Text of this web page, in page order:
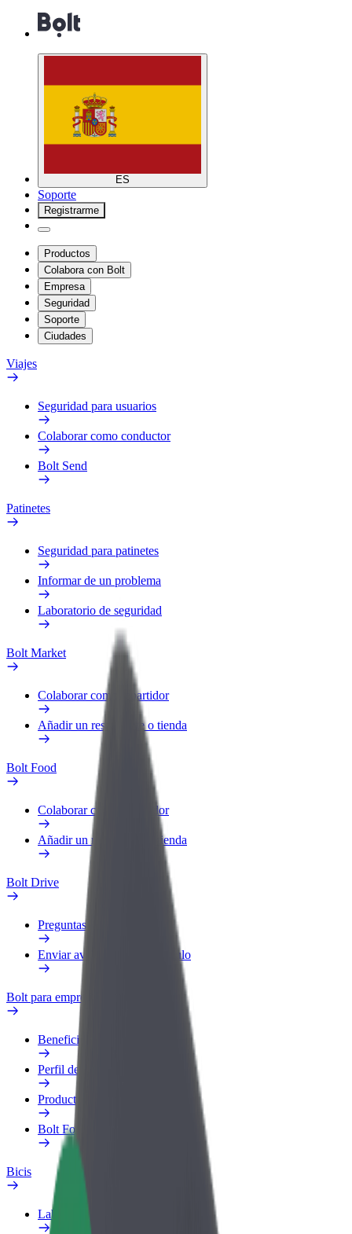
ES
Soporte
Registrarme
Productos
Colabora con Bolt
Empresa
Seguridad
Soporte
Ciudades
Viajes
Seguridad para usuarios
Colaborar como conductor
Bolt Send
Patinetes
Seguridad para patinetes
Informar de un problema
Laboratorio de seguridad
Bolt Market
Colaborar como repartidor
Añadir un restaurante o tienda
Bolt Food
Colaborar como repartidor
Añadir un restaurante o tienda
Bolt Drive
Preguntas frecuentes
Enviar aviso sobre un vehículo
Bolt para empresas
Beneficios
Perfil de trabajo
Productos
Bolt Food para empresas
Bicis
Laboratorio de seguridad